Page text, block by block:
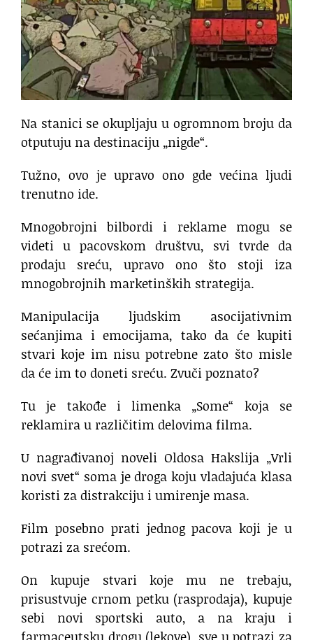
Na stanici se okupljaju u ogromnom broju da
otputuju na destinaciju „nigde“.
Tužno, ovo je upravo ono gde većina ljudi
trenutno ide.
Mnogobrojni bilbordi i reklame mogu se
videti u pacovskom društvu, svi tvrde da
prodaju sreću, upravo ono što stoji iza
mnogobrojnih marketinških strategija.
Manipulacija ljudskim asocijativnim
sećanjima i emocijama, tako da će kupiti
stvari koje im nisu potrebne zato što misle
da će im to doneti sreću. Zvuči poznato?
Tu je takođe i limenka „Some“ koja se
reklamira u različitim delovima filma.
U nagrađivanoj noveli Oldosa Hakslija „Vrli
novi svet“ soma je droga koju vladajuća klasa
koristi za distrakciju i umirenje masa.
Film posebno prati jednog pacova koji je u
potrazi za srećom.
On kupuje stvari koje mu ne trebaju,
prisustvuje crnom petku (rasprodaja), kupuje
sebi novi sportski auto, a na kraju i